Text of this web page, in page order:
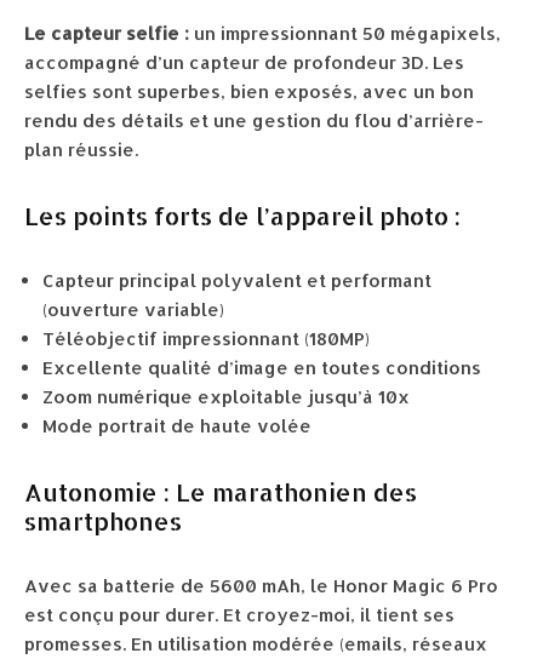
Le capteur selfie : un impressionnant 50 mégapixels,
accompagné d’un capteur de profondeur 3D. Les
selfies sont superbes, bien exposés, avec un bon
rendu des détails et une gestion du flou d’arrière-
plan réussie.
Les points forts de l’appareil photo :
Capteur principal polyvalent et performant
(ouverture variable)
Téléobjectif impressionnant (180MP)
Excellente qualité d’image en toutes conditions
Zoom numérique exploitable jusqu’à 10x
Mode portrait de haute volée
Autonomie : Le marathonien des
smartphones
Avec sa batterie de 5600 mAh, le Honor Magic 6 Pro
est conçu pour durer. Et croyez-moi, il tient ses
promesses. En utilisation modérée (emails, réseaux